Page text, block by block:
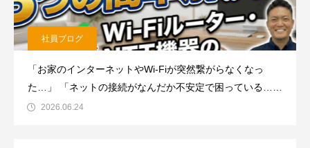
社員ブログ
「お家のインターネットやWi-Fiが突然繋がらなくなっ
た…」 「ネットの接続がなんだか不安定で困っている…」
そんな時、焦ってどうしていいか分からなくなってしまい
2026.06.24